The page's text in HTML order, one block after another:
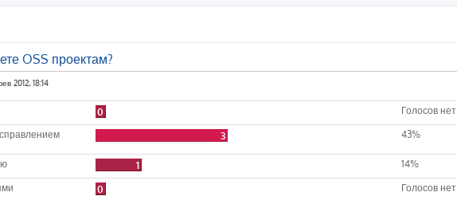
OSS проектам?
2012, 18:14
0
Голосов нет
3 43%
1
14%
0
Голосов нет